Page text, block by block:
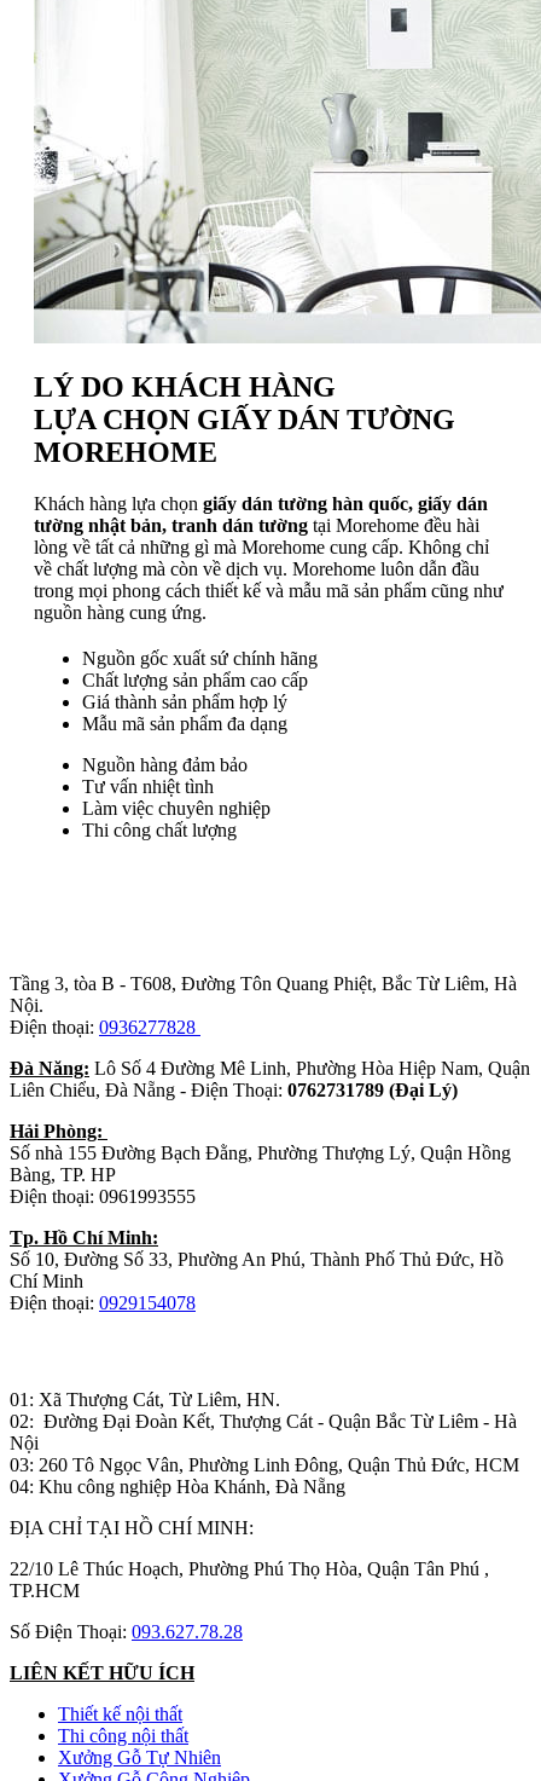
LÝ DO KHÁCH HÀNG
LỰA CHỌN GIẤY DÁN TƯỜNG
MOREHOME
Khách hàng lựa chọn giấy dán tường hàn quốc, giấy dán
tường nhật bản, tranh dán tường tại Morehome đều hài
lòng về tất cả những gì mà Morehome cung cấp. Không chỉ
về chất lượng mà còn về dịch vụ. Morehome luôn dẫn đầu
trong mọi phong cách thiết kế và mẫu mã sản phẩm cũng như
nguồn hàng cung ứng.
Nguồn gốc xuất sứ chính hãng
Chất lượng sản phẩm cao cấp
Giá thành sản phẩm hợp lý
Mẫu mã sản phẩm đa dạng
Nguồn hàng đảm bảo
Tư vấn nhiệt tình
Làm việc chuyên nghiệp
Thi công chất lượng
Tầng 3, tòa B - T608, Đường Tôn Quang Phiệt, Bắc Từ Liêm, Hà
Nội.
Điện thoại: 0936277828
Đà Năng: Lô Số 4 Đường Mê Linh, Phường Hòa Hiệp Nam, Quận
Liên Chiểu, Đà Nẵng - Điện Thoại: 0762731789 (Đại Lý)
Hải Phòng:
Số nhà 155 Đường Bạch Đằng, Phường Thượng Lý, Quận Hồng
Bàng, TP. HP
Điện thoại: 0961993555
Tp. Hồ Chí Minh:
Số 10, Đường Số 33, Phường An Phú, Thành Phố Thủ Đức, Hồ
Chí Minh
Điện thoại: 0929154078
01: Xã Thượng Cát, Từ Liêm, HN.
02: Đường Đại Đoàn Kết, Thượng Cát - Quận Bắc Từ Liêm - Hà
Nội
03: 260 Tô Ngọc Vân, Phường Linh Đông, Quận Thủ Đức, HCM
04: Khu công nghiệp Hòa Khánh, Đà Nẵng
ĐỊA CHỈ TẠI HỒ CHÍ MINH:
22/10 Lê Thúc Hoạch, Phường Phú Thọ Hòa, Quận Tân Phú ,
TP.HCM
Số Điện Thoại: 093.627.78.28
LIÊN KẾT HỮU ÍCH
Thiết kế nội thất
Thi công nội thất
Xưởng Gỗ Tự Nhiên